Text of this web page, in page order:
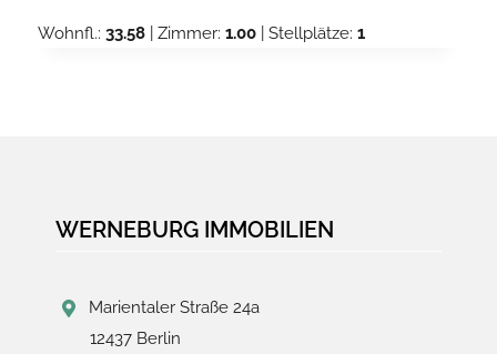
Wohnfl.: 33.58 | Zimmer: 1.00 | Stellplätze: 1
WERNEBURG IMMOBILIEN
Marientaler Straße 24a
12437 Berlin